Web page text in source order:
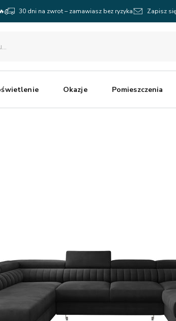
30 dni na zwrot – zamawiasz bez ryzyka Zapisz
Okazje Pomieszczenia